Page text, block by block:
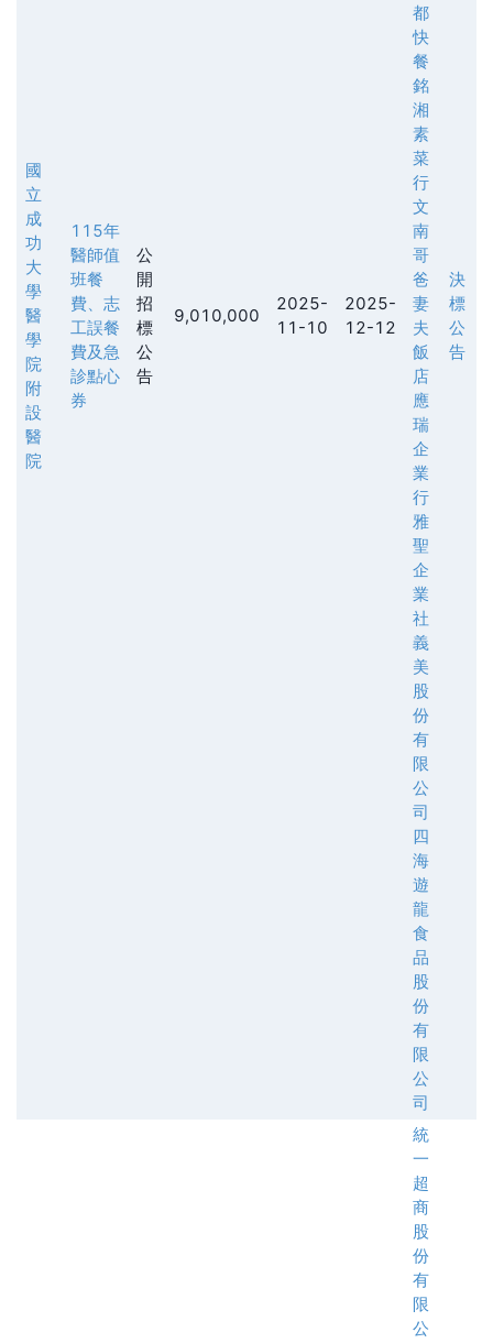
國
立
成
功
大
學
醫
學
院
附
設
醫
院
115年
醫師值
班餐
費、志
工誤餐
費及急
診點心
券
公
開
招
標
公
告
9,010,000
2025-
11-10
2025-
12-12
都
快
餐
銘
湘
素
菜
行
文
南
哥
爸
妻
夫
飯
店
應
瑞
企
業
行
雅
聖
企
業
社
義
美
股
份
有
限
公
司
四
海
遊
龍
食
品
股
份
有
限
公
司
決
標
公
告
統
一
超
商
股
份
有
限
公